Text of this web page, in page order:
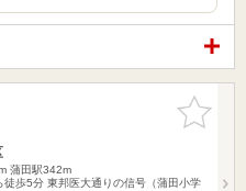
お気に入
りに追加
蒲田駅342m
徒歩5分 東邦医大通りの信号（蒲田小学